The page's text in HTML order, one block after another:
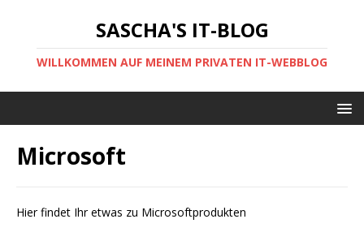
SASCHA'S IT-BLOG
WILLKOMMEN AUF MEINEM PRIVATEN IT-WEBBLOG
Microsoft
Hier findet Ihr etwas zu Microsoftprodukten